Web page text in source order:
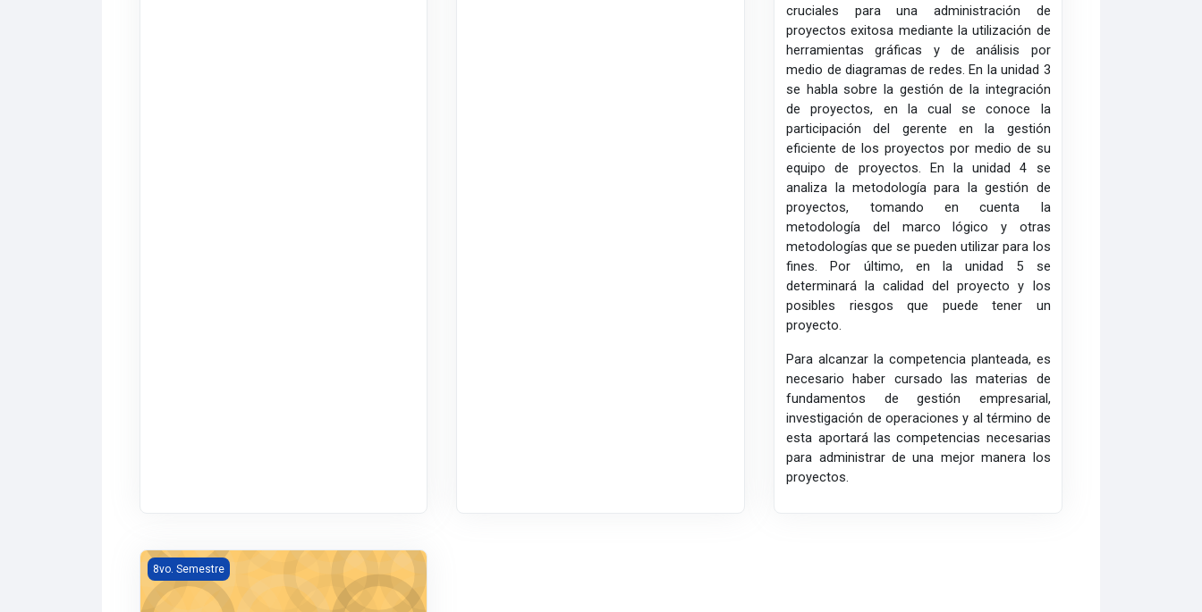
cruciales para una administración de
proyectos exitosa mediante la utilización de
herramientas gráficas y de análisis por
medio de diagramas de redes. En la unidad 3
se habla sobre la gestión de la integración
de proyectos, en la cual se conoce la
participación del gerente en la gestión
eficiente de los proyectos por medio de su
equipo de proyectos. En la unidad 4 se
analiza la metodología para la gestión de
proyectos, tomando en cuenta la
metodología del marco lógico y otras
metodologías que se pueden utilizar para los
fines. Por último, en la unidad 5 se
determinará la calidad del proyecto y los
posibles riesgos que puede tener un
proyecto.
Para alcanzar la competencia planteada, es
necesario haber cursado las materias de
fundamentos de gestión empresarial,
investigación de operaciones y al término de
esta aportará las competencias necesarias
para administrar de una mejor manera los
proyectos.
Desarrollo Sustentable
8vo. Semestre